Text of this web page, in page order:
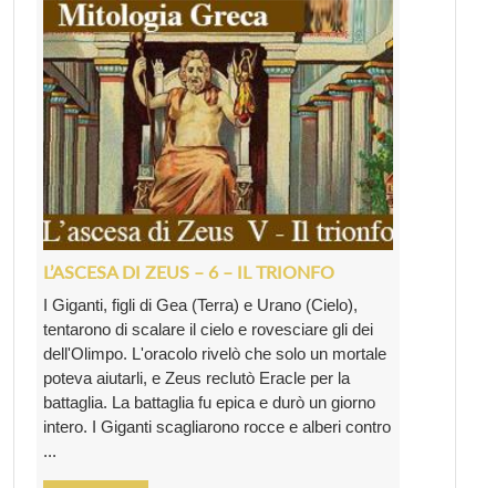
L’ASCESA DI ZEUS – 6 – IL TRIONFO
I Giganti, figli di Gea (Terra) e Urano (Cielo),
tentarono di scalare il cielo e rovesciare gli dei
dell'Olimpo. L'oracolo rivelò che solo un mortale
poteva aiutarli, e Zeus reclutò Eracle per la
battaglia. La battaglia fu epica e durò un giorno
intero. I Giganti scagliarono rocce e alberi contro
...